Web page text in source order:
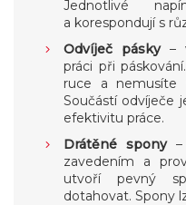
Jednotlivé
a korespondují s
Odvíječ pásky–
práci při
ruce a nemusíte
Součástí odvíječe
efektivitu práce.
Drátěné spony–
zavedením a
utvoří pevný
dotahovat. Spony